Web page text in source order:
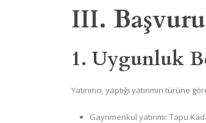
III.
1. Uygunluk
Yatırımcı, yaptığı yatırımın
Gayrimenkul yatırımı: Tapu